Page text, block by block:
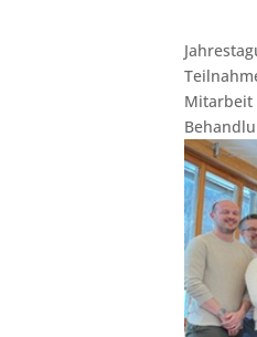
Mitarbeit